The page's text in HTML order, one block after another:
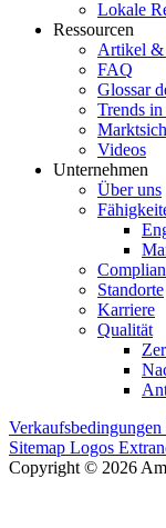
Lokale
Ressourcen
Artikel &
FAQ
Glossar
Trends
Videos
Unternehmen
Über uns
Standorte
Karriere
Qualität
Verkaufsbedingungen
Sitemap Logos
Copyright © 2026